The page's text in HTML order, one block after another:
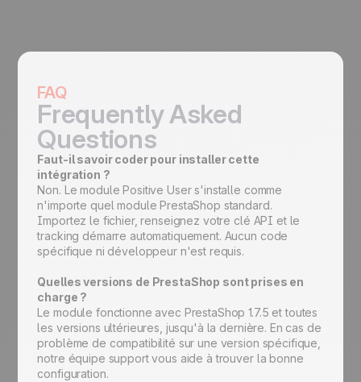
FAQ
Frequently Asked
Questions
Faut-il savoir coder pour installer cette
intégration ?
Non. Le module Positive User s'installe comme
n'importe quel module PrestaShop standard.
Importez le fichier, renseignez votre clé API et le
tracking démarre automatiquement. Aucun code
spécifique ni développeur n'est requis.
Quelles versions de PrestaShop sont prises en
charge ?
Le module fonctionne avec PrestaShop 1.7.5 et toutes
les versions ultérieures, jusqu'à la dernière. En cas de
problème de compatibilité sur une version spécifique,
notre équipe support vous aide à trouver la bonne
configuration.